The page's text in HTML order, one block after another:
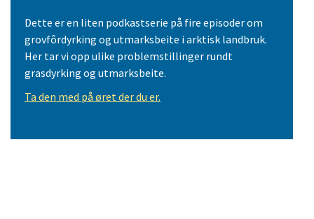
Dette er en liten podkastserie på fire episoder om
grovfôrdyrking og utmarksbeite i arktisk landbruk.
Her tar vi opp ulike problemstillinger rundt
grasdyrking og utmarksbeite.
Ta den med på øret der du er.